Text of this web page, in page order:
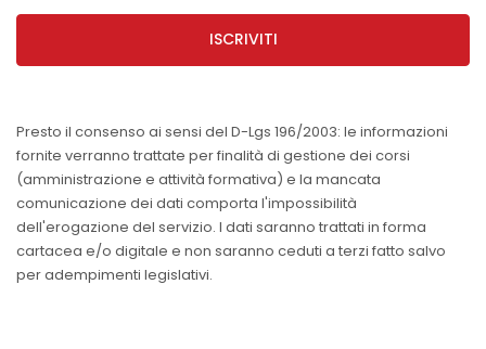
ISCRIVITI
Presto il consenso ai sensi del D-Lgs 196/2003: le informazioni
fornite verranno trattate per finalità di gestione dei corsi
(amministrazione e attività formativa) e la mancata
comunicazione dei dati comporta l'impossibilità
dell'erogazione del servizio. I dati saranno trattati in forma
cartacea e/o digitale e non saranno ceduti a terzi fatto salvo
per adempimenti legislativi.